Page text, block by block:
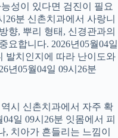
성이 있다면 검진이 필요
26분 신촌치과에서 사랑니
향, 뿌리 형태, 신경관과의
요합니다. 2026년05월04일
발치인지에 따라 난이도와
년05월04일 09시26분
시 신촌치과에서 자주 확
일 09시26분 잇몸에서 피
치아가 흔들리는 느낌이